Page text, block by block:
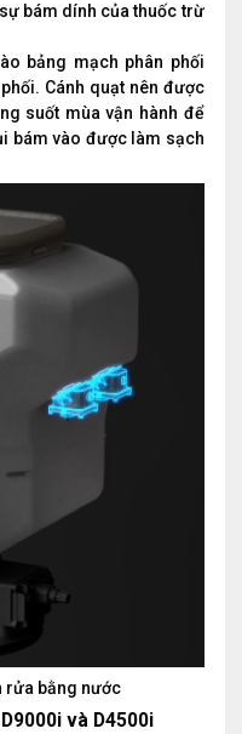
bám dính của thuốc trừ
bảng mạch phân phối
Cánh quạt nên được
suốt mùa vận hành để
bám vào được làm sạch
rửa bằng nước
và D4500i